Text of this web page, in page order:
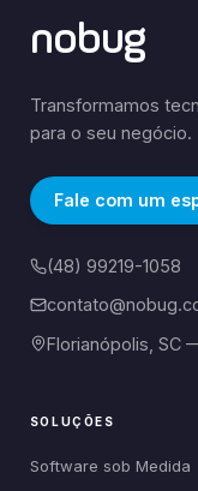
nobug
Transformamos
para o seu negócio.
Fale com um
(48) 99219-1058
Florianópolis, SC
SOLUÇÕES
Software sob Medida